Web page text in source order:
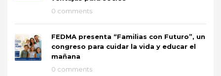
0 comments
FEDMA presenta “Familias con Futuro”, un
congreso para cuidar la vida y educar el
mañana
0 comments